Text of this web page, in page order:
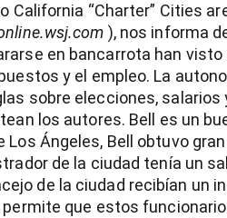
California “Charter” Cities
), nos informa
en bancarrota han
y el empleo. La
sobre elecciones,
los autores. Bell es un
Ángeles, Bell obtuvo
de la ciudad tenía un
de la ciudad recibían un
permite que estos